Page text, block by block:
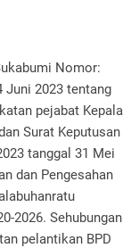
Nomor:
Juni 2023 tentang
pejabat Kepala
Surat Keputusan
tanggal 31 Mei
dan Pengesahan
2026. Sehubungan
pelantikan BPD